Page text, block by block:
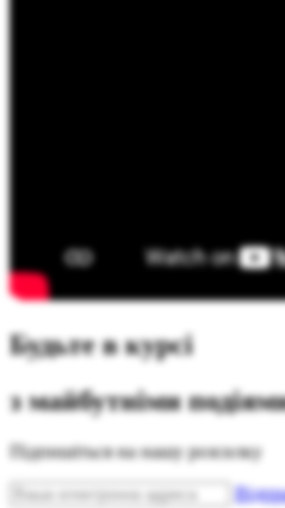
Будьте в курсі
з майбутніми
Підпишіться на нашу розсилку